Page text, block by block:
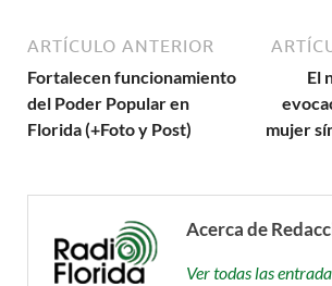
ARTÍCULO ANTERIOR
Fortalecen funcionamiento
del Poder Popular en
Florida (+Foto y Post)
El
mujer
Acerca de
Ver todas las